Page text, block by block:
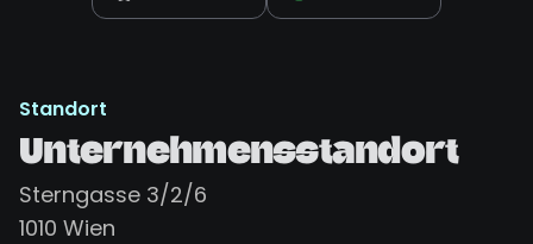
Standort
Unternehmensstandort
Sterngasse 3/2/6
1010 Wien